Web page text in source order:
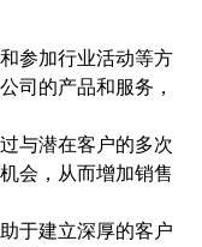
参加行业活动等方
司的产品和服务，
与潜在客户的多次
会，从而增加销售
于建立深厚的客户